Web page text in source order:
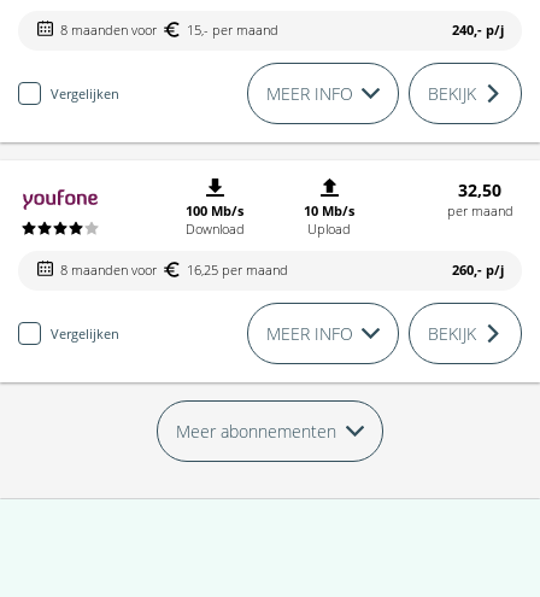
8 maanden voor 15,- per maand 240,- p/j
Vergelijken MEER INFO BEKIJK
100 Mb/s
Download
10 Mb/s
Upload
32,50
per maand
8 maanden voor 16,25 per maand 260,- p/j
Vergelijken MEER INFO BEKIJK
Meer abonnementen